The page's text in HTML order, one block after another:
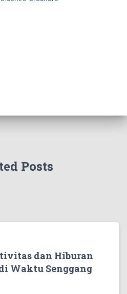
Posts
dan Hiburan
Waktu Senggang